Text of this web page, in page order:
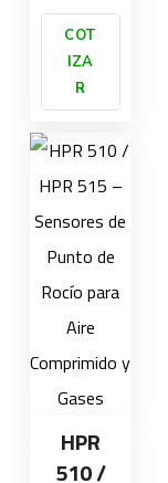
COT
IZA
R
HPR
510 /